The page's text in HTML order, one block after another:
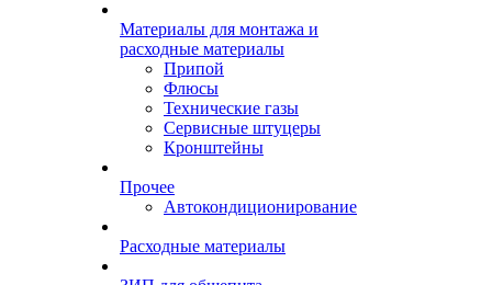
Материалы для монтажа и
расходные материалы
Припой
Флюсы
Технические газы
Сервисные штуцеры
Кронштейны
Прочее
Автокондиционирование
Расходные материалы